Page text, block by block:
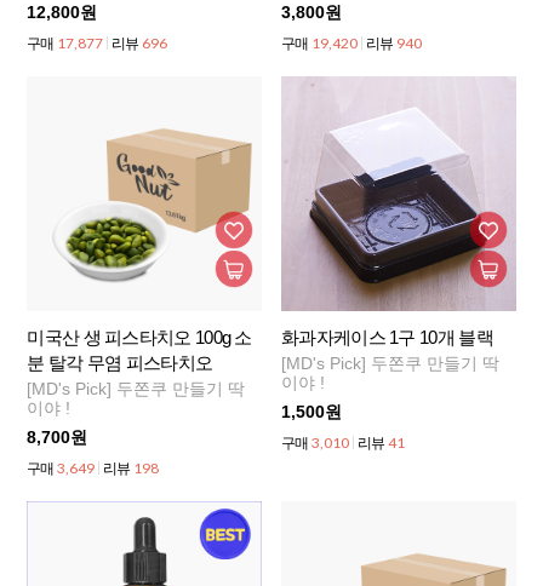
12,800원
구매 17,877 리뷰 696
3,800원
구매 19,420 리뷰 940
미국산 생 피스타치오 100g 소
분 탈각 무염 피스타치오
[MD's Pick] 두쫀쿠 만들기 딱
이야 !
8,700원
구매 3,649 리뷰 198
화과자케이스 1구 10개 블랙
[MD's Pick] 두쫀쿠 만들기 딱
이야 !
1,500원
구매 3,010 리뷰 41